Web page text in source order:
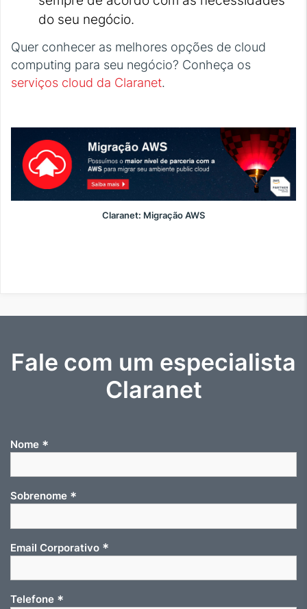
do seu negócio.
Quer conhecer as melhores opções de cloud
computing para seu negócio? Conheça os
serviços cloud da Claranet.
Claranet: Migração AWS
Fale com um especialista
Claranet
Nome *
Sobrenome *
Email Corporativo *
Telefone *